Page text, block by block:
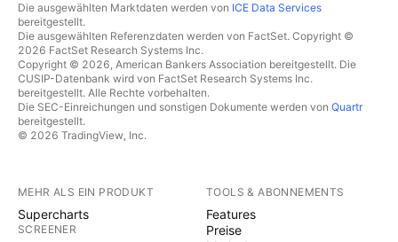
Die ausgewählten Marktdaten werden von ICE Data Services
bereitgestellt.
Die ausgewählten Referenzdaten werden von FactSet. Copyright ©
2026 FactSet Research Systems Inc.
Copyright © 2026, American Bankers Association bereitgestellt. Die
CUSIP-Datenbank wird von FactSet Research Systems Inc.
bereitgestellt. Alle Rechte vorbehalten.
Die SEC-Einreichungen und sonstigen Dokumente werden von Quartr
bereitgestellt.
© 2026 TradingView, Inc.
MEHR ALS EIN PRODUKT
Supercharts
SCREENER
TOOLS & ABONNEMENTS
Features
Preise